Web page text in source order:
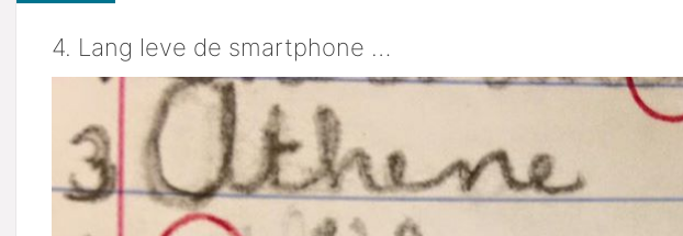
4. Lang leve de smartphone …